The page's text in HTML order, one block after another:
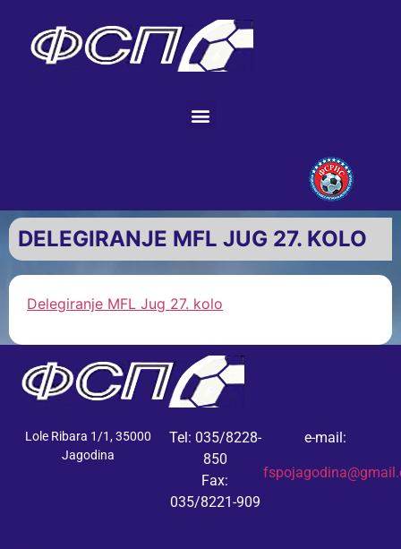
DELEGIRANJE MFL JUG 27. KOLO
Delegiranje MFL Jug 27. kolo
Lole Ribara 1/1, 35000
Jagodina
Tel: 035/8228-
850
Fax:
035/8221-909
e-mail: